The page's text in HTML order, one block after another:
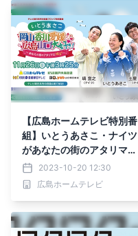
【広島ホームテレビ特別番
組】いとうあさこ・ナイツ
があなたの街のアタリマエ
を検笑！2023-10-20 12:30
広島ホームテレビ